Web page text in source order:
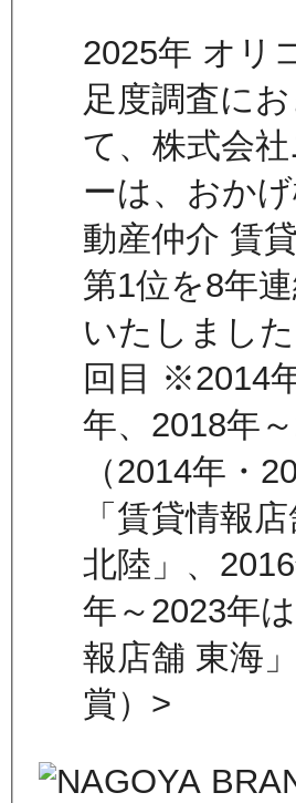
2025年 オリ
足度調査に
て、株式会
ーは、おか
動産仲介 賃
第1位を8年
いたしまし
回目 ※2014
年、2018年
（2014年・
「賃貸情報
北陸」、
年～2023年
報店舗 東海
賞）>